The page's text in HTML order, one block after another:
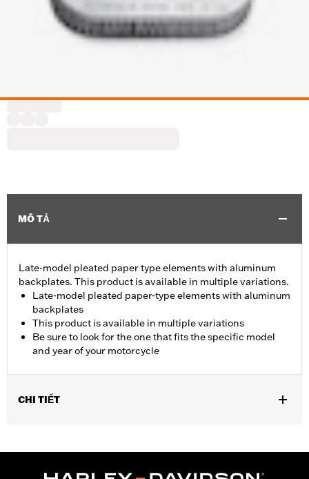
MÔ TẢ
Late-model pleated paper type elements with aluminum
backplates. This product is available in multiple variations.
Late-model pleated paper-type elements with aluminum
backplates
This product is available in multiple variations
Be sure to look for the one that fits the specific model
and year of your motorcycle
CHI TIẾT